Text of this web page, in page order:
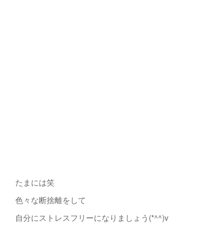
たまには笑
色々な断捨離をして
自分にストレスフリーになりましょう(*^^)v